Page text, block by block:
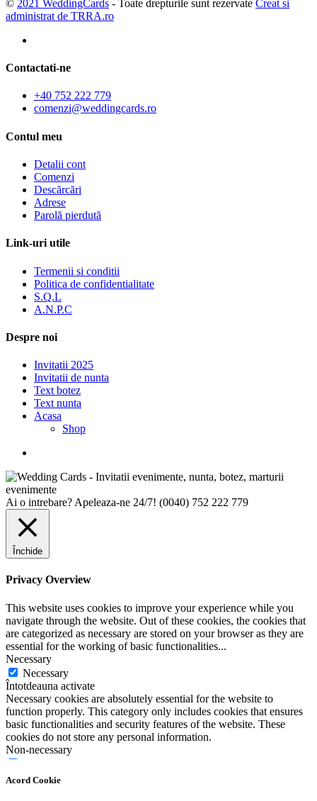
© 2021 WeddingCards - Toate drepturile sunt rezervate Creat si
administrat de TRRA.ro
Contactati-ne
+40 752 222 779
comenzi@weddingcards.ro
Contul meu
Detalii cont
Comenzi
Descărcări
Adrese
Parolă pierdută
Link-uri utile
Termenii si conditii
Politica de confidentialitate
S.Q.L
A.N.P.C
Despre noi
Invitatii 2025
Invitatii de nunta
Text botez
Text nunta
Acasa
Shop
Ai o intrebare? Apeleaza-ne 24/7! (0040) 752 222 779
Acord Cookie
Închide
Privacy Overview
This website uses cookies to improve your experience while you
navigate through the website. Out of these cookies, the cookies that
are categorized as necessary are stored on your browser as they are
essential for the working of basic functionalities...
Necessary
Necessary
Întotdeauna activate
Necessary cookies are absolutely essential for the website to
function properly. This category only includes cookies that ensures
basic functionalities and security features of the website. These
cookies do not store any personal information.
Non-necessary
Any cookies that may not be particularly necessary for the website